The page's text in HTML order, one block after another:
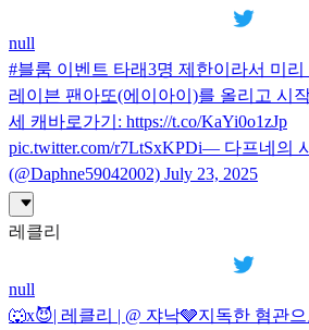
null
#블룸 이벤트 타래3명 제한이라서 미
레이븐 팬아또(에이아이)를 올리고 시
세 캐바로가기: https://t.co/KaYi0o1zJp
pic.twitter.com/r7LtSxKPDi— 다프네의
(@Daphne59042002) July 23, 2025
레클리
null
🐺x😈| 레클리 | @ 쟈낙🩶지독한 혐관